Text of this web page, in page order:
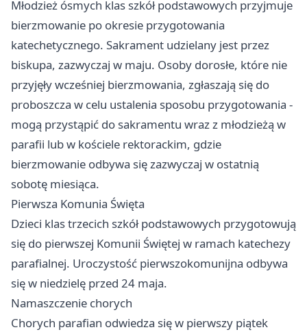
Młodzież ósmych klas szkół podstawowych przyjmuje
bierzmowanie po okresie przygotowania
katechetycznego. Sakrament udzielany jest przez
biskupa, zazwyczaj w maju. Osoby dorosłe, które nie
przyjęły wcześniej bierzmowania, zgłaszają się do
proboszcza w celu ustalenia sposobu przygotowania -
mogą przystąpić do sakramentu wraz z młodzieżą w
parafii lub w kościele rektorackim, gdzie
bierzmowanie odbywa się zazwyczaj w ostatnią
sobotę miesiąca.
Pierwsza Komunia Święta
Dzieci klas trzecich szkół podstawowych przygotowują
się do pierwszej Komunii Świętej w ramach katechezy
parafialnej. Uroczystość pierwszokomunijna odbywa
się w niedzielę przed 24 maja.
Namaszczenie chorych
Chorych parafian odwiedza się w pierwszy piątek